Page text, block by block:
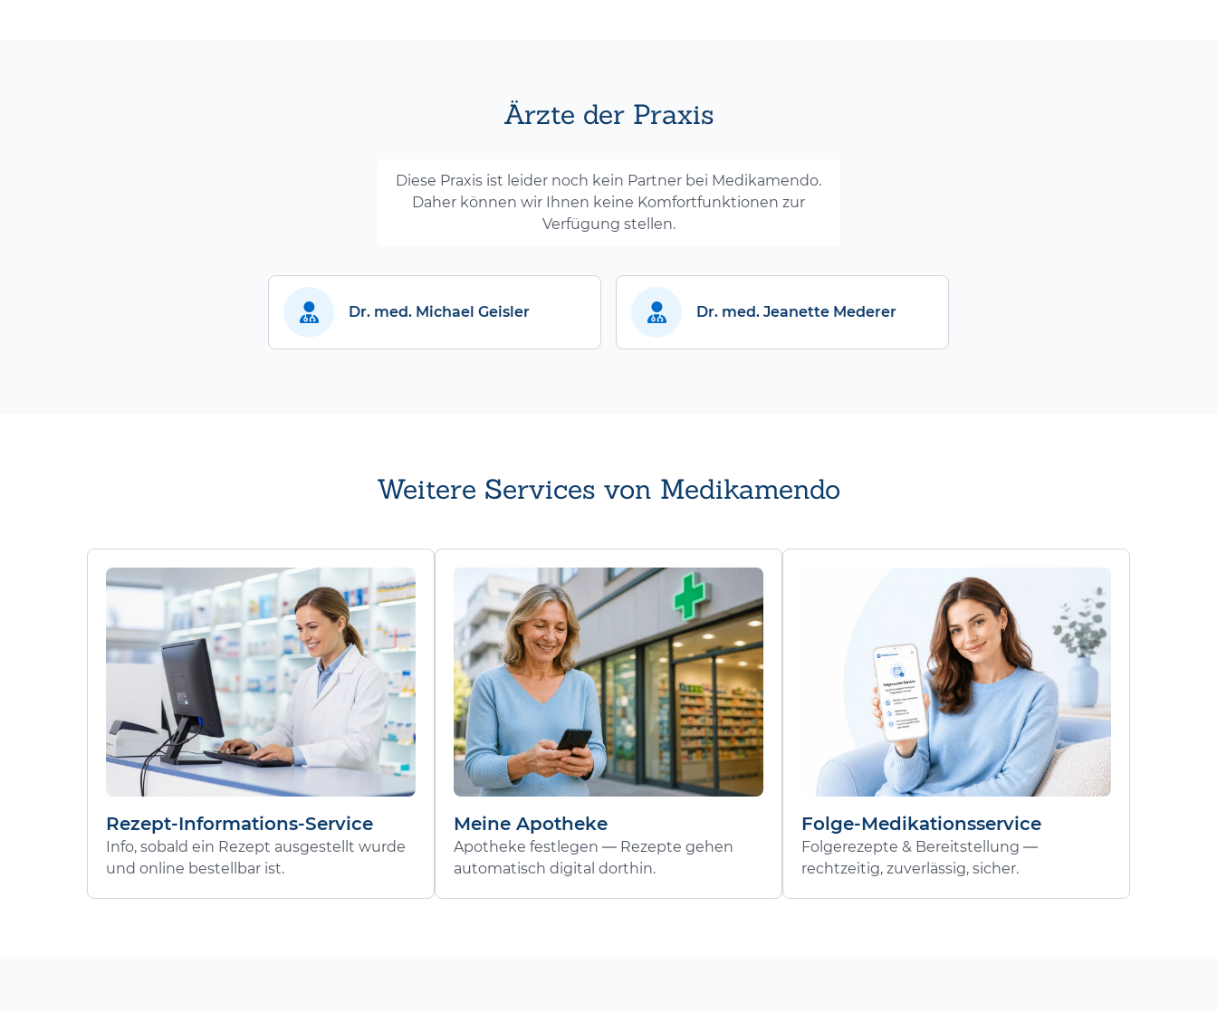
Ärzte der Praxis
Diese Praxis ist leider noch kein Partner bei Medikamendo.
Daher können wir Ihnen keine Komfortfunktionen zur
Verfügung stellen.
Dr. med. Michael Geisler Dr. med. Jeanette Mederer
Weitere Services von Medikamendo
Rezept-Informations-Service
Info, sobald ein Rezept ausgestellt wurde
und online bestellbar ist.
Meine Apotheke
Apotheke festlegen — Rezepte gehen
automatisch digital dorthin.
Folge-Medikationsservice
Folgerezepte & Bereitstellung —
rechtzeitig, zuverlässig, sicher.